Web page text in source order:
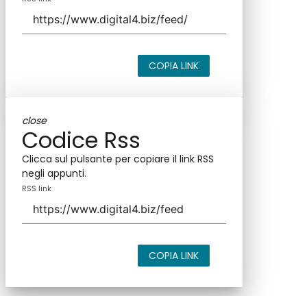
COPIA LINK
close
Codice Rss
Clicca sul pulsante per copiare il link RSS
negli appunti.
RSS link
COPIA LINK